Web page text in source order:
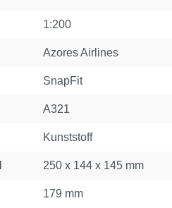
1:200
Azores Airlines
SnapFit
A321
Kunststoff
250 x 144 x 145 mm
179 mm